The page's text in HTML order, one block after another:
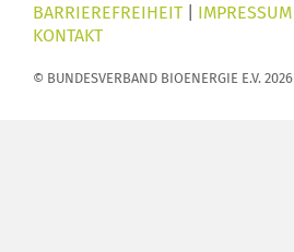
BARRIEREFREIHEIT IMPRESSUM
KONTAKT
© BUNDESVERBAND BIOENERGIE E.V. 2026